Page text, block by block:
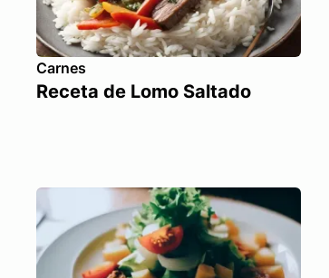
Carnes
Receta de Lomo Saltado